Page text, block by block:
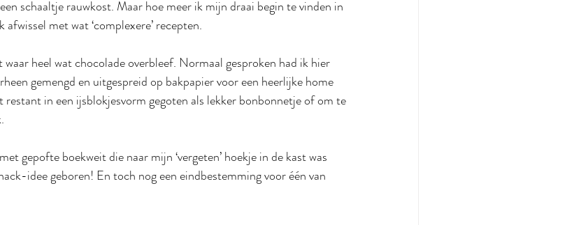
schaaltje rauwkost. Maar hoe meer ik mijn draai begin te vinden in
met wat ‘complexere’ recepten.
heel wat chocolade overbleef. Normaal gesproken had ik hier
gemengd en uitgespreid op bakpapier voor een heerlijke home
in een ijsblokjesvorm gegoten als lekker bonbonnetje of om te
gepofte boekweit die naar mijn ‘vergeten’ hoekje in de kast was
idee geboren! En toch nog een eindbestemming voor één van